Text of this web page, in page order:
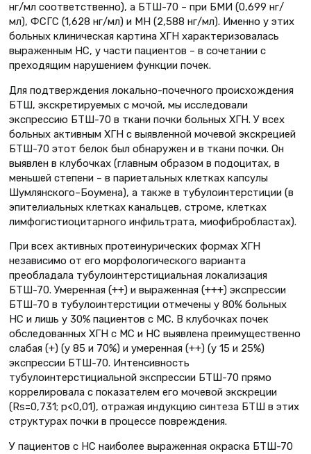
нг/мл соответственно), а БТШ-70 – при БМИ (0,699 нг/
мл), ФСГС (1,628 нг/мл) и МН (2,588 нг/мл). Именно у этих
больных клиническая картина ХГН характеризовалась
выраженным НС, у части пациентов – в сочетании с
преходящим нарушением функции почек.
Для подтверждения локально-почечного происхождения
БТШ, экскретируемых с мочой, мы исследовали
экспрессию БТШ-70 в ткани почки больных ХГН. У всех
больных активным ХГН с выявленной мочевой экскрецией
БТШ-70 этот белок был обнаружен и в ткани почки. Он
выявлен в клубочках (главным образом в подоцитах, в
меньшей степени – в париетальных клетках капсулы
Шумлянского–Боумена), а также в тубулоинтерстиции (в
эпителиальных клетках канальцев, строме, клетках
лимфогистиоцитарного инфильтрата, миофибробластах).
При всех активных протеинурических формах ХГН
независимо от его морфологического варианта
преобладала тубулоинтерстициальная локализация
БТШ-70. Умеренная (++) и выраженная (+++) экспрессии
БТШ-70 в тубулоинтерстиции отмечены у 80% больных
НС и лишь у 30% пациентов с МС. В клубочках почек
обследованных ХГН с МС и НС выявлена преимущественно
слабая (+) (у 85 и 70%) и умеренная (++) (у 15 и 25%)
экспрессии БТШ-70. Интенсивность
тубулоинтерстициальной экспрессии БТШ-70 прямо
коррелировала с показателем его мочевой экскреции
(Rs=0,731; p<0,01), отражая индукцию синтеза БТШ в этих
структурах почки в процессе повреждения.
У пациентов с НС наиболее выраженная окраска БТШ-70